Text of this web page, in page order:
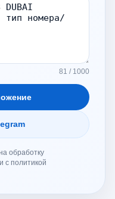
81 / 1000
обработку
с политикой